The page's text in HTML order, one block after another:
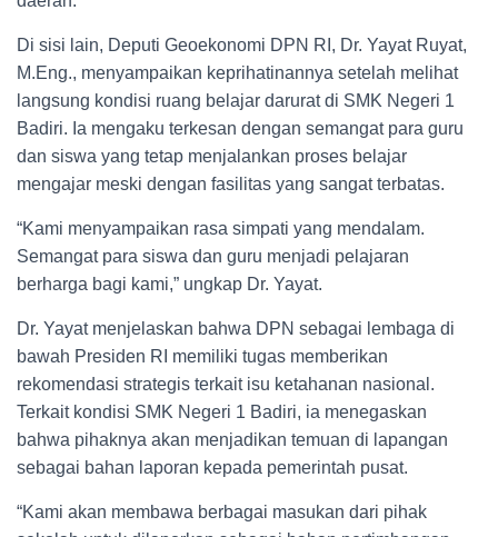
Di sisi lain, Deputi Geoekonomi DPN RI, Dr. Yayat Ruyat,
M.Eng., menyampaikan keprihatinannya setelah melihat
langsung kondisi ruang belajar darurat di SMK Negeri 1
Badiri. Ia mengaku terkesan dengan semangat para guru
dan siswa yang tetap menjalankan proses belajar
mengajar meski dengan fasilitas yang sangat terbatas.
“Kami menyampaikan rasa simpati yang mendalam.
Semangat para siswa dan guru menjadi pelajaran
berharga bagi kami,” ungkap Dr. Yayat.
Dr. Yayat menjelaskan bahwa DPN sebagai lembaga di
bawah Presiden RI memiliki tugas memberikan
rekomendasi strategis terkait isu ketahanan nasional.
Terkait kondisi SMK Negeri 1 Badiri, ia menegaskan
bahwa pihaknya akan menjadikan temuan di lapangan
sebagai bahan laporan kepada pemerintah pusat.
“Kami akan membawa berbagai masukan dari pihak